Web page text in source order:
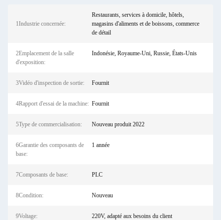
1Industrie concernée:
Restaurants, services à domicile, hôtels,
magasins d'aliments et de boissons, commerce
de détail
2Emplacement de la salle
d'exposition:
Indonésie, Royaume-Uni, Russie, États-Unis
3Vidéo d'inspection de sortie: Fournit
4Rapport d'essai de la machine: Fournit
5Type de commercialisation: Nouveau produit 2022
6Garantie des composants de
base:
1 année
7Composants de base: PLC
8Condition: Nouveau
9Voltage: 220V, adapté aux besoins du client